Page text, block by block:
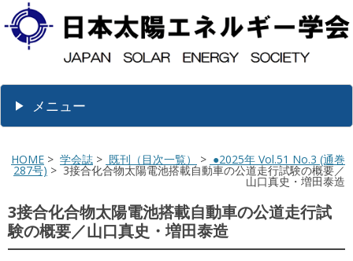
メニュー
HOME > 学会誌 > 既刊（目次一覧） > ●2025年 Vol.51 No.3 (通巻
287号) > 3接合化合物太陽電池搭載自動車の公道走行試験の概要／
山口真史・増田泰造
3接合化合物太陽電池搭載自動車の公道走行試
験の概要／山口真史・増田泰造